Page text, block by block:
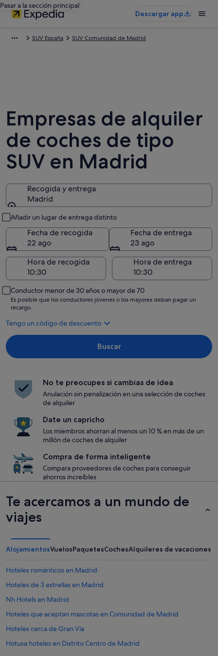
Pasar a la sección principal
Descargar app
SUV España SUV Comunidad de Madrid
Empresas de alquiler
de coches de tipo
SUV en Madrid
Recogida y entrega
Madrid
Añadir un lugar de entrega distinto
Fecha de recogida
22 ago
Fecha de entrega
23 ago
Hora de recogida
Hora de entrega
Conductor menor de 30 años o mayor de 70
Es posible que los conductores jóvenes o los mayores deban pagar un
recargo.
Tengo un código de descuento
Buscar
No te preocupes si cambias de idea
Anulación sin penalización en una selección de coches
de alquiler
Date un capricho
Los miembros ahorran al menos un 10 % en más de un
millón de coches de alquiler
Compra de forma inteligente
Compara proveedores de coches para conseguir
ahorros increíbles
Te acercamos a un mundo de
viajes
AlojamientosVuelosPaquetesCochesAlquileres de vacaciones
Hoteles románticos en Madrid
Hoteles de 3 estrellas en Madrid
Nh Hotels en Madrid
Hoteles que aceptan mascotas en Comunidad de Madrid
Hoteles cerca de Gran Vía
Hotusa hoteles en Distrito Centro de Madrid